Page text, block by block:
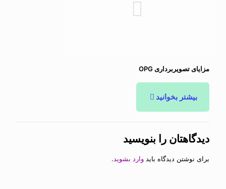
مزایای تصویربرداری OPG
بیشتر بخوانید
دیدگاهتان را بنویسید
برای نوشتن دیدگاه باید وارد بشوید.